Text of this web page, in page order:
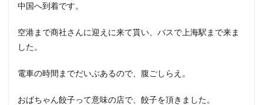
中国へ到着です。
空港まで商社さんに迎えに来て貰い、バスで上海駅まで来ま
した。
電車の時間までだいぶあるので、腹ごしらえ。
おばちゃん餃子って意味の店で、餃子を頂きました。